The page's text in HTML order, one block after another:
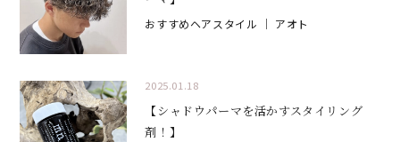
おすすめヘアスタイル ｜ アオト
2025.01.18
【シャドウパーマを活かすスタイリング
剤！】